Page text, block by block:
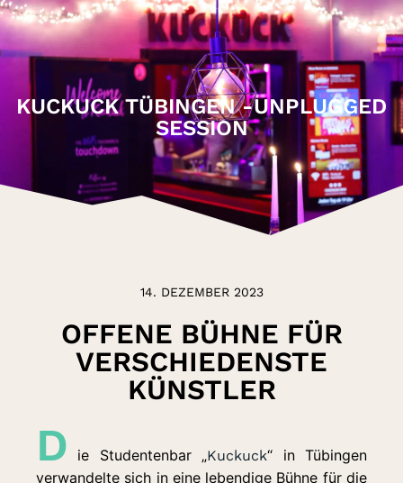
KUCKUCK TÜBINGEN -UNPLUGGED
SESSION
14. DEZEMBER 2023
OFFENE BÜHNE FÜR
VERSCHIEDENSTE
KÜNSTLER
D ie Studentenbar „Kuckuck“ in Tübingen
verwandelte sich in eine lebendige Bühne für die